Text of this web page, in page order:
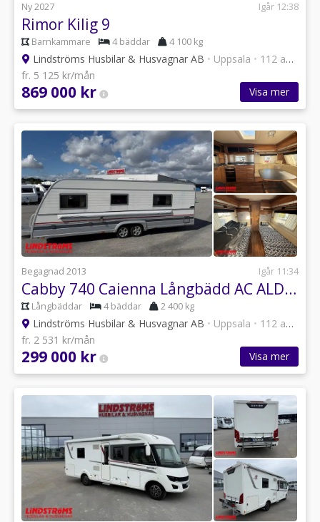
Ny 2027 Igår 12:38
Rimor Kilig 9
Barnkammare 4 bäddar 4 100 kg
Lindströms Husbilar & Husvagnar AB • Uppsala • 112 annonser
fr. 5 125 kr/mån
869 000 kr Visa mer
Begagnad 2013 Igår 11:34
Cabby 740 Caienna Långbädd AC ALDE RÄNTA 4,95%
Långbäddar 4 bäddar 2 400 kg
Lindströms Husbilar & Husvagnar AB • Uppsala • 112 annonser
fr. 2 531 kr/mån
299 000 kr Visa mer